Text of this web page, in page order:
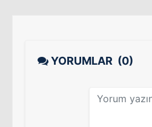
YORUMLAR (0)